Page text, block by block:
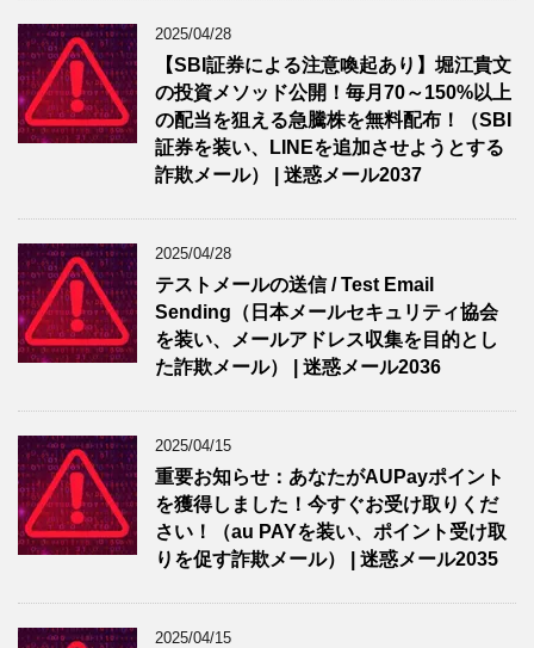
2025/04/28
【SBI証券による注意喚起あり】堀江貴文
の投資メソッド公開！毎月70～150%以上
の配当を狙える急騰株を無料配布！（SBI
証券を装い、LINEを追加させようとする
詐欺メール） | 迷惑メール2037
2025/04/28
テストメールの送信 / Test Email
Sending（日本メールセキュリティ協会
を装い、メールアドレス収集を目的とし
た詐欺メール） | 迷惑メール2036
2025/04/15
重要お知らせ：あなたがAUPayポイント
を獲得しました！今すぐお受け取りくだ
さい！（au PAYを装い、ポイント受け取
りを促す詐欺メール） | 迷惑メール2035
2025/04/15